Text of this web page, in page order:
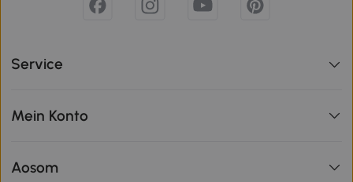
Service
Mein Konto
Aosom